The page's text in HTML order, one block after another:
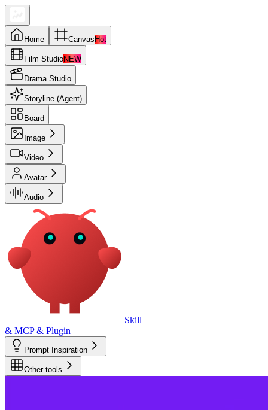
Home Canvas Hot
Film StudioNEW
Drama Studio
Storyline (Agent)
Board
Image
Video
Avatar
Audio
Skill
& MCP & Plugin
Prompt Inspiration
Other tools